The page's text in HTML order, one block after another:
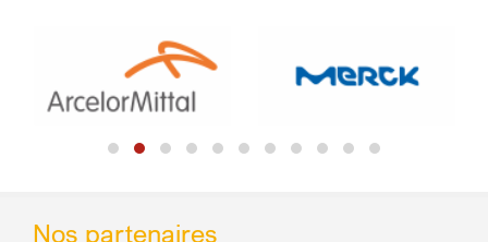
Nos partenaires